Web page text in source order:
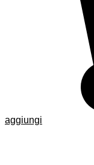
aggiungi